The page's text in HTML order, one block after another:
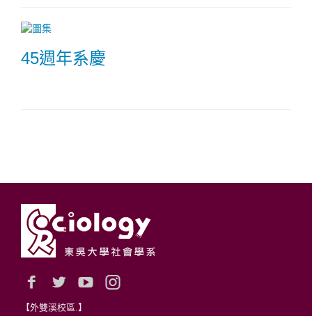
45週年系慶
【外雙溪校區.】